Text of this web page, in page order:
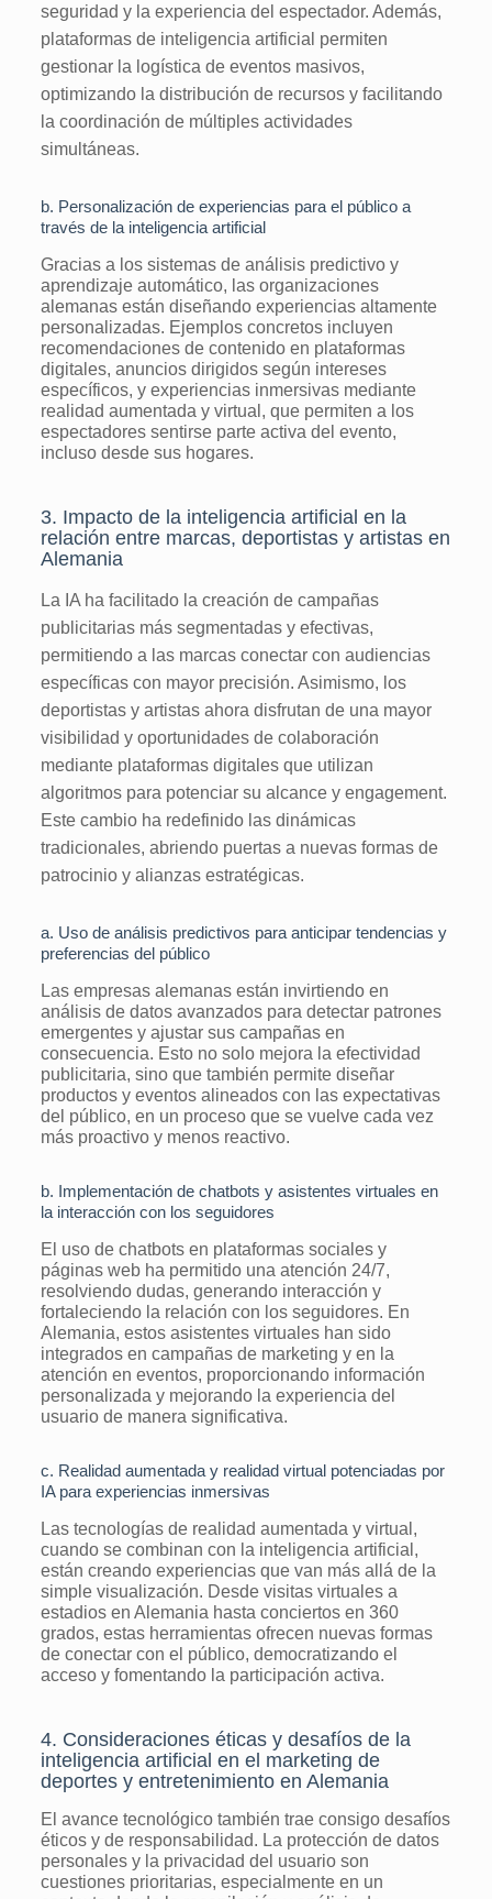
seguridad y la experiencia del espectador. Además,
plataformas de inteligencia artificial permiten
gestionar la logística de eventos masivos,
optimizando la distribución de recursos y facilitando
la coordinación de múltiples actividades
simultáneas.
b. Personalización de experiencias para el público a
través de la inteligencia artificial
Gracias a los sistemas de análisis predictivo y
aprendizaje automático, las organizaciones
alemanas están diseñando experiencias altamente
personalizadas. Ejemplos concretos incluyen
recomendaciones de contenido en plataformas
digitales, anuncios dirigidos según intereses
específicos, y experiencias inmersivas mediante
realidad aumentada y virtual, que permiten a los
espectadores sentirse parte activa del evento,
incluso desde sus hogares.
3. Impacto de la inteligencia artificial en la
relación entre marcas, deportistas y artistas en
Alemania
La IA ha facilitado la creación de campañas
publicitarias más segmentadas y efectivas,
permitiendo a las marcas conectar con audiencias
específicas con mayor precisión. Asimismo, los
deportistas y artistas ahora disfrutan de una mayor
visibilidad y oportunidades de colaboración
mediante plataformas digitales que utilizan
algoritmos para potenciar su alcance y engagement.
Este cambio ha redefinido las dinámicas
tradicionales, abriendo puertas a nuevas formas de
patrocinio y alianzas estratégicas.
a. Uso de análisis predictivos para anticipar tendencias y
preferencias del público
Las empresas alemanas están invirtiendo en
análisis de datos avanzados para detectar patrones
emergentes y ajustar sus campañas en
consecuencia. Esto no solo mejora la efectividad
publicitaria, sino que también permite diseñar
productos y eventos alineados con las expectativas
del público, en un proceso que se vuelve cada vez
más proactivo y menos reactivo.
b. Implementación de chatbots y asistentes virtuales en
la interacción con los seguidores
El uso de chatbots en plataformas sociales y
páginas web ha permitido una atención 24/7,
resolviendo dudas, generando interacción y
fortaleciendo la relación con los seguidores. En
Alemania, estos asistentes virtuales han sido
integrados en campañas de marketing y en la
atención en eventos, proporcionando información
personalizada y mejorando la experiencia del
usuario de manera significativa.
c. Realidad aumentada y realidad virtual potenciadas por
IA para experiencias inmersivas
Las tecnologías de realidad aumentada y virtual,
cuando se combinan con la inteligencia artificial,
están creando experiencias que van más allá de la
simple visualización. Desde visitas virtuales a
estadios en Alemania hasta conciertos en 360
grados, estas herramientas ofrecen nuevas formas
de conectar con el público, democratizando el
acceso y fomentando la participación activa.
4. Consideraciones éticas y desafíos de la
inteligencia artificial en el marketing de
deportes y entretenimiento en Alemania
El avance tecnológico también trae consigo desafíos
éticos y de responsabilidad. La protección de datos
personales y la privacidad del usuario son
cuestiones prioritarias, especialmente en un